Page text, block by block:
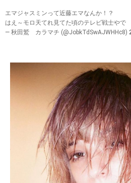
エマジャスミンって近藤エマなんか！？
はえ～モロ天てれ見てた頃のテレビ戦士やで
— 秋田鷲 カラマチ (@JobkTdSwAJWHHc8)